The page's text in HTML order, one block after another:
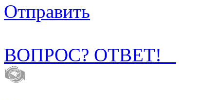
Отправить
ВОПРОС? ОТВЕТ!